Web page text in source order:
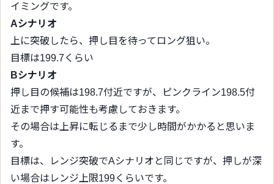
イミングです。
Aシナリオ
上に突破したら、押し目を待ってロング狙い。
目標は199.7くらい
Bシナリオ
押し目の候補は198.7付近ですが、ピンクライン198.5付
近まで押す可能性も考慮しておきます。
その場合は上昇に転じるまで少し時間がかかると思いま
す。
目標は、レンジ突破でAシナリオと同じですが、押しが深
い場合はレンジ上限199くらいです。